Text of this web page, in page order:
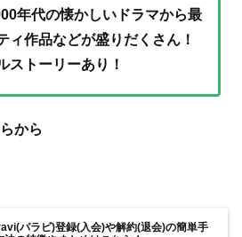
年代の懐かしいドラマから最
ィ作品などが盛りだくさん！
トーリーあり！
から
パラビ)登録(入会)や解約(退会)の簡単手